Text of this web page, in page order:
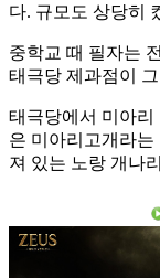
다. 규모도 상당히
중학교 때 필자는
태극당 제과점이
태극당에서 미아리
은 미아리고개라
져 있는 노랑 개나